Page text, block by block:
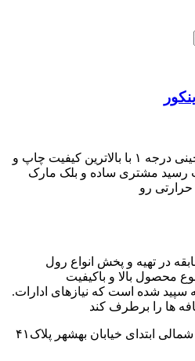
رسید مشتری وینکور با کاغذ چینی درجه ۱ با بالاترین کیفیت چاپ و
۲۴۰ متر قیمت رسید مشتری ساده و بلک مارک
سپید ۱۵ سال سابقه در تهیه و پخش انواع رول
محصول بالا و باکیفیت
شده است که نیازهای ادارات.
ها را برطرف کند
ابتدای خیابان بهشهر پلاک۴۱